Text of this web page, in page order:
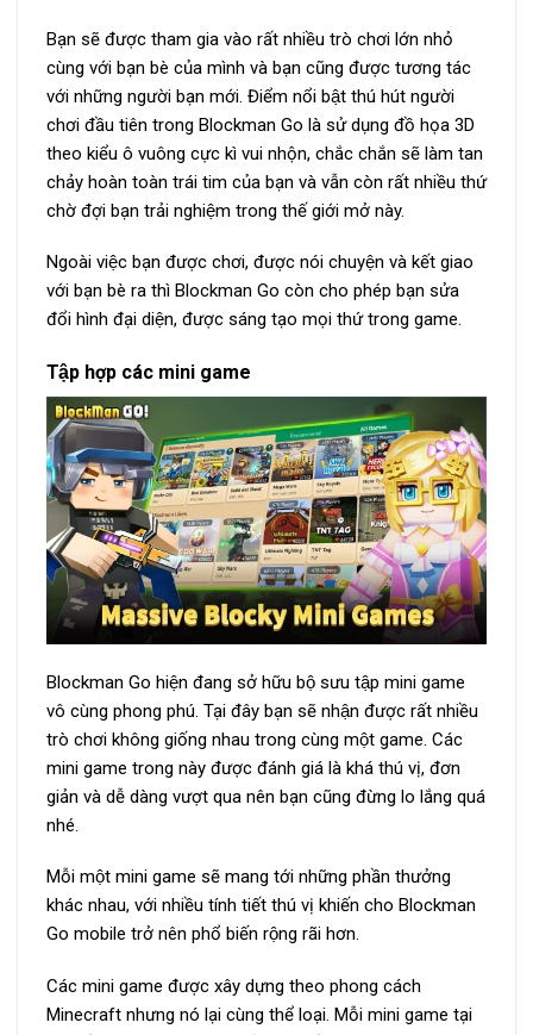
Bạn sẽ được tham gia vào rất nhiều trò chơi lớn nhỏ
cùng với bạn bè của mình và bạn cũng được tương tác
với những người bạn mới. Điểm nổi bật thú hút người
chơi đầu tiên trong Blockman Go là sử dụng đồ họa 3D
theo kiểu ô vuông cực kì vui nhộn, chắc chắn sẽ làm tan
chảy hoàn toàn trái tim của bạn và vẫn còn rất nhiều thứ
chờ đợi bạn trải nghiệm trong thế giới mở này.
Ngoài việc bạn được chơi, được nói chuyện và kết giao
với bạn bè ra thì Blockman Go còn cho phép bạn sửa
đổi hình đại diện, được sáng tạo mọi thứ trong game.
Tập hợp các mini game
Blockman Go hiện đang sở hữu bộ sưu tập mini game
vô cùng phong phú. Tại đây bạn sẽ nhận được rất nhiều
trò chơi không giống nhau trong cùng một game. Các
mini game trong này được đánh giá là khá thú vị, đơn
giản và dễ dàng vượt qua nên bạn cũng đừng lo lắng quá
nhé.
Mỗi một mini game sẽ mang tới những phần thưởng
khác nhau, với nhiều tính tiết thú vị khiến cho Blockman
Go mobile trở nên phổ biến rộng rãi hơn.
Các mini game được xây dựng theo phong cách
Minecraft nhưng nó lại cùng thể loại. Mỗi mini game tại